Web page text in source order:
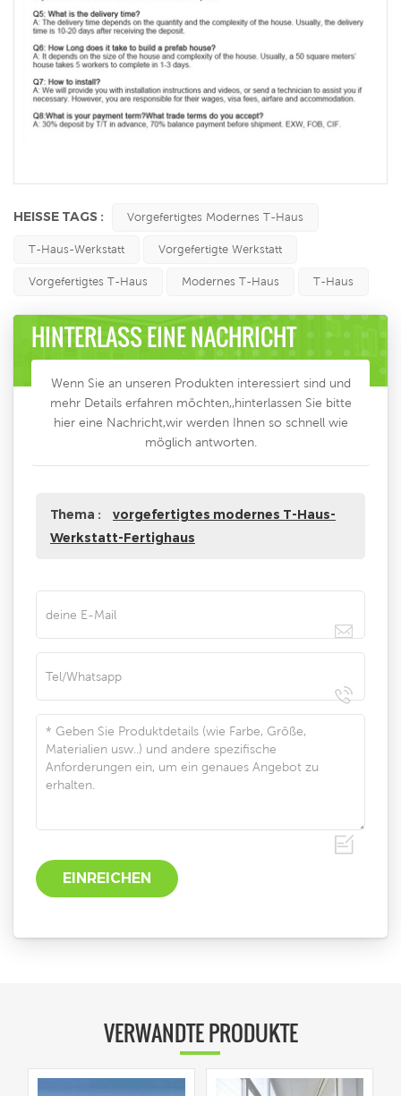
HEISSE TAGS : Vorgefertigtes Modernes T-Haus
T-Haus-Werkstatt Vorgefertigte Werkstatt
Vorgefertigtes T-Haus Modernes T-Haus T-Haus
HINTERLASS EINE NACHRICHT
Wenn Sie an unseren Produkten interessiert sind und
mehr Details erfahren möchten,,hinterlassen Sie bitte
hier eine Nachricht,wir werden Ihnen so schnell wie
möglich antworten.
Thema :
vorgefertigtes modernes T-Haus-
Werkstatt-Fertighaus
VERWANDTE PRODUKTE